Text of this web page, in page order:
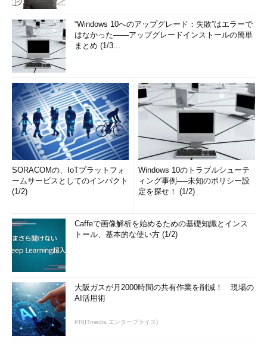
“Windows 10へのアップグレード：失敗”はエラーで
はなかった――アップグレードインストールの簡単
まとめ (1/3...
SORACOMの、IoTプラットフォ
ームサービスとしてのインパクト
(1/2)
Windows 10のトラブルシューテ
ィング事例──未知のポリシー設
定を探せ！ (1/2)
Caffeで画像解析を始めるための基礎知識とインス
トール、基本的な使い方 (1/2)
大阪ガスが月2000時間の共有作業を削減！ 現場の
AI活用術
PR(ITmedia エンタープライズ)